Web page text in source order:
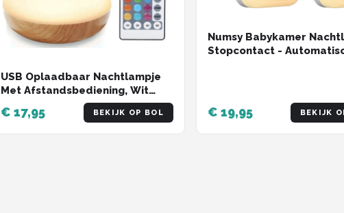
USB Oplaadbaar Nachtlampje
Met Afstandsbediening, Wit
Warm licht en 13 RGB kleuren -
Wake-up Light - Sfeerlamp -
LED verlichting - Leeslamp -
€ 17,95 BEKIJK OP BOL
Numsy Babykamer
Stopcontact -
€ 19,95 BEKIJK